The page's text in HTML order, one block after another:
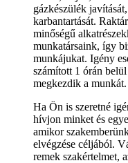
gázkészülék
karbantartását.
minőségű
munkatársaink, így
munkájukat. Igény
számított 1 órán
megkezdik a munkát.
Ha Ön is szeretné
hívjon minket és
amikor
elvégzése céljából.
remek szakértelmet,